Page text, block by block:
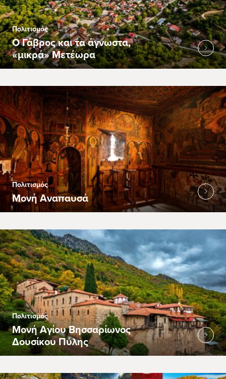
Πολιτισμός
Ο Γάβρος και τα άγνωστα,
«μικρά» Μετέωρα
Πολιτισμός
Μονή Αναπαυσά
Πολιτισμός
Μονή Αγίου Βησσαρίωνος
Δουσίκου Πύλης